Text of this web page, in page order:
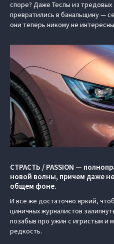
споре? Даже Теслы из
превратились в банальщину —
они теперь никому не
СТРАСТЬ / PASSION —
новой волны, причем даже
общем фоне.
И все же достаточно яркий,
циничных журналистов
позабыв про ужин с игристым и
редкость.